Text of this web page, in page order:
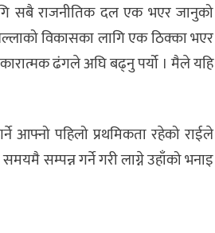
सबै राजनीतिक दल एक भएर जानुको
विकासका लागि एक ठिक्का भएर
ढंगले अघि बढ्नु पर्यो । मैले यहि
आफ्नो पहिलो प्रथमिकता रहेको राईले
सम्पन्न गर्ने गरी लाग्ने उहाँको भनाइ